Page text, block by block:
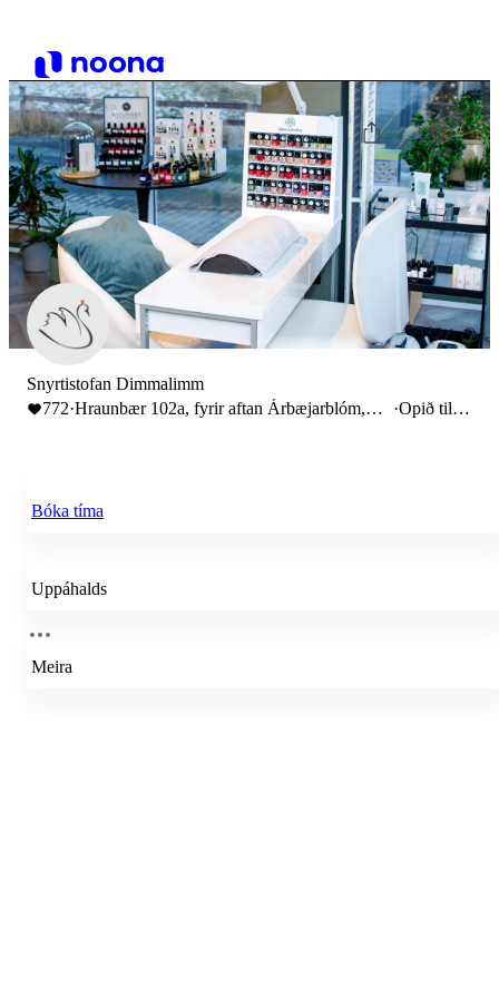
Snyrtistofan Dimmalimm
772·Hraunbær 102a, fyrir aftan Árbæjarblóm,
·Opið til
Bóka tíma
Uppáhalds
Meira